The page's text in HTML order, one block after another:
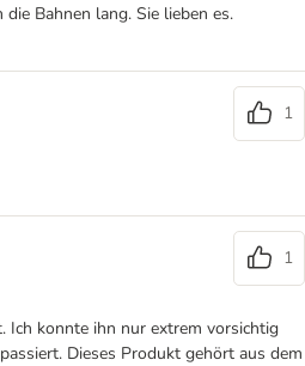
Bahnen lang. Sie lieben es.
1
1
Ich konnte ihn nur extrem vorsichtig
Dieses Produkt gehört aus dem